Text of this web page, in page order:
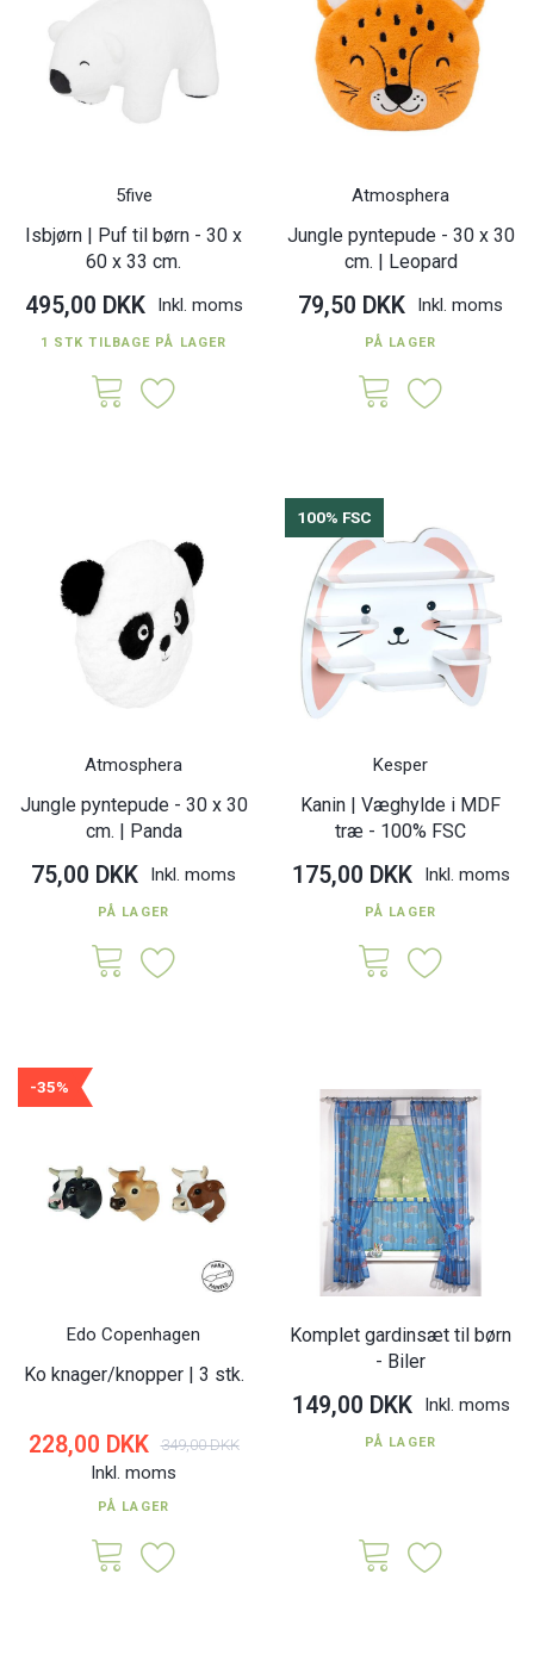
5five
Isbjørn | Puf til børn - 30 x
60 x 33 cm.
495,00 DKK Inkl. moms
1 STK TILBAGE PÅ LAGER
Atmosphera
Jungle pyntepude - 30 x 30
cm. | Leopard
79,50 DKK Inkl. moms
PÅ LAGER
Atmosphera
Jungle pyntepude - 30 x 30
cm. | Panda
75,00 DKK Inkl. moms
PÅ LAGER
100% FSC
Kesper
Kanin | Væghylde i MDF
træ - 100% FSC
175,00 DKK Inkl. moms
PÅ LAGER
-35%
Edo Copenhagen
Ko knager/knopper | 3 stk.
228,00 DKK 349,00 DKK
Inkl. moms
PÅ LAGER
Komplet gardinsæt til børn
- Biler
149,00 DKK Inkl. moms
PÅ LAGER